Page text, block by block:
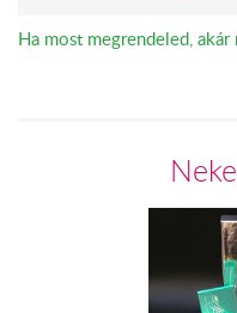
Ha most megrendeled,